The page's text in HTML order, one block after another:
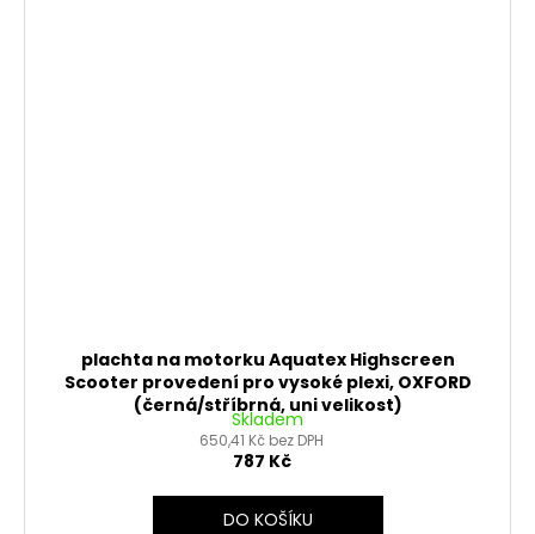
plachta na motorku Aquatex Highscreen
Scooter provedení pro vysoké plexi, OXFORD
(černá/stříbrná, uni velikost)
Skladem
650,41 Kč bez DPH
787 Kč
DO KOŠÍKU